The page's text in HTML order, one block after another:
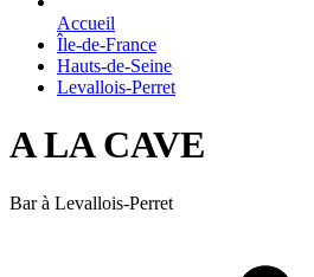
Accueil
Île-de-France
Hauts-de-Seine
Levallois-Perret
A LA CAVE
Bar à Levallois-Perret